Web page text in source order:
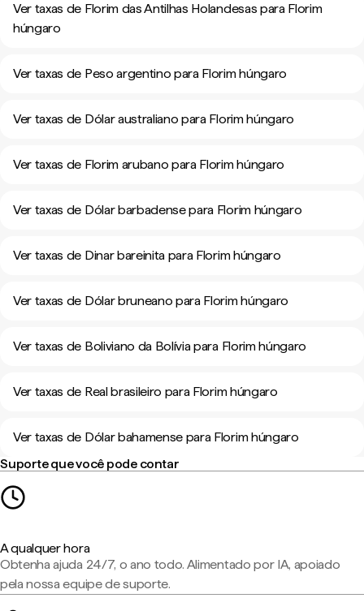
Ver taxas de Florim das Antilhas Holandesas para Florim
húngaro
Ver taxas de Peso argentino para Florim húngaro
Ver taxas de Dólar australiano para Florim húngaro
Ver taxas de Florim arubano para Florim húngaro
Ver taxas de Dólar barbadense para Florim húngaro
Ver taxas de Dinar bareinita para Florim húngaro
Ver taxas de Dólar bruneano para Florim húngaro
Ver taxas de Boliviano da Bolívia para Florim húngaro
Ver taxas de Real brasileiro para Florim húngaro
Ver taxas de Dólar bahamense para Florim húngaro
Suporte que você pode contar
A qualquer hora
Obtenha ajuda 24/7, o ano todo. Alimentado por IA, apoiado
pela nossa equipe de suporte.